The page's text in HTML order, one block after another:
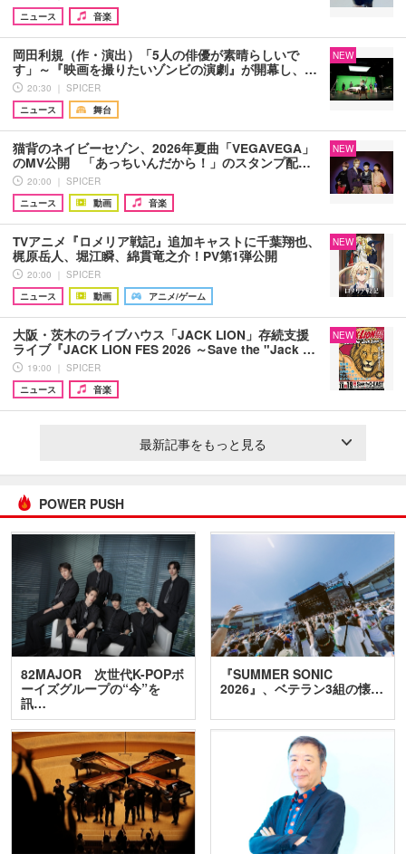
ニュース
音楽
岡田利規（作・演出）「5人の俳優が素晴らしいで
す」～『映画を撮りたいゾンビの演劇』が開幕し、…
20:30 ｜ SPICER
ニュース
舞台
NEW
猫背のネイビーセゾン、2026年夏曲「VEGAVEGA」
のMV公開 「あっちいんだから！」のスタンプ配…
20:00 ｜ SPICER
ニュース
動画 音楽
NEW
TVアニメ『ロメリア戦記』追加キャストに千葉翔也、
梶原岳人、堀江瞬、綿貫竜之介！PV第1弾公開
20:00 ｜ SPICER
ニュース
動画 アニメ/ゲーム
NEW
大阪・茨木のライブハウス「JACK LION」存続支援
ライブ『JACK LION FES 2026 ～Save the "Jack …
19:00 ｜ SPICER
ニュース
音楽
NEW
最新記事をもっと見る
POWER PUSH
82MAJOR 次世代K-POPボ
ーイズグループの“今”を
訊…
『SUMMER SONIC
2026』、ベテラン3組の懐…